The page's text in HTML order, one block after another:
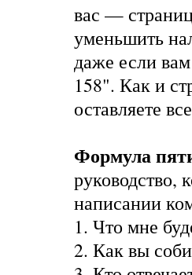
вас —
уменьшить
даже если
158". Как и
оставляете
Формула
руководство,
написании
1. Что мне
2. Как вы